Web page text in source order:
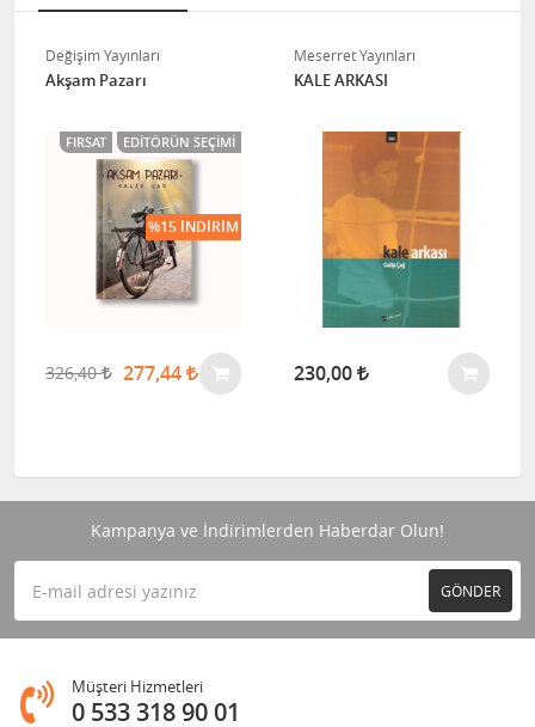
Değişim Yayınları
Akşam Pazarı
FIRSAT EDITÖRÜN SEÇIMI
326,40 277,44
%15 İNDIRIM
Meserret Yayınları
KALE ARKASI
230,00
Kampanya ve İndirimlerden Haberdar Olun!
GÖNDER
Müşteri Hizmetleri
0 533 318 90 01